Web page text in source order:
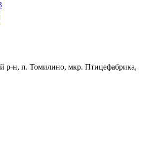
н, п. Томилино, мкр. Птицефабрика,